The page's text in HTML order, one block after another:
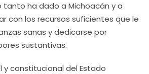
tanto ha dado a Michoacán y a
con los recursos suficientes que le
sanas y dedicarse por
sustantivas.
y constitucional del Estado